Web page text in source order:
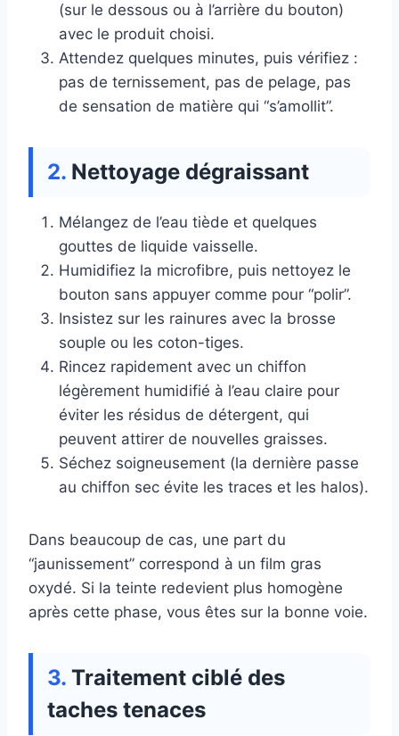
(sur le dessous ou à l’arrière du bouton)
avec le produit choisi.
Attendez quelques minutes, puis vérifiez :
pas de ternissement, pas de pelage, pas
de sensation de matière qui “s’amollit”.
Nettoyage dégraissant
Mélangez de l’eau tiède et quelques
gouttes de liquide vaisselle.
Humidifiez la microfibre, puis nettoyez le
bouton sans appuyer comme pour “polir”.
Insistez sur les rainures avec la brosse
souple ou les coton-tiges.
Rincez rapidement avec un chiffon
légèrement humidifié à l’eau claire pour
éviter les résidus de détergent, qui
peuvent attirer de nouvelles graisses.
Séchez soigneusement (la dernière passe
au chiffon sec évite les traces et les halos).
Dans beaucoup de cas, une part du
“jaunissement” correspond à un film gras
oxydé. Si la teinte redevient plus homogène
après cette phase, vous êtes sur la bonne voie.
Traitement ciblé des
taches tenaces